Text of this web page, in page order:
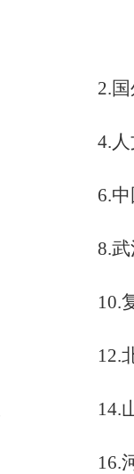
2.
4.
6.
8.
10.
12.
14.
16.